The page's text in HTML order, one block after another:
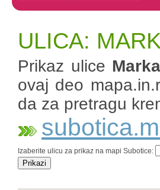
ULICA:
Prikaz ulice
ovaj deo
da za pretragu
Izaberite ulicu za prikaz na mapi Subotice: